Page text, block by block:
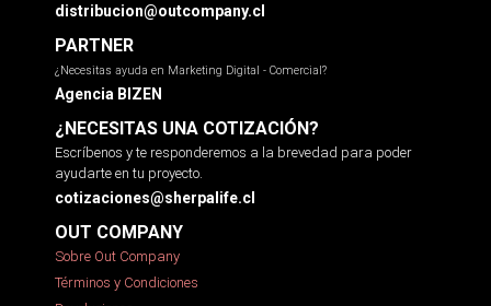
distribucion@outcompany.cl
PARTNER
¿Necesitas ayuda en Marketing Digital - Comercial?
Agencia BIZEN
¿NECESITAS UNA COTIZACIÓN?
Escríbenos y te responderemos a la brevedad para poder
ayudarte en tu proyecto.
cotizaciones@sherpalife.cl
OUT COMPANY
Sobre Out Company
Términos y Condiciones